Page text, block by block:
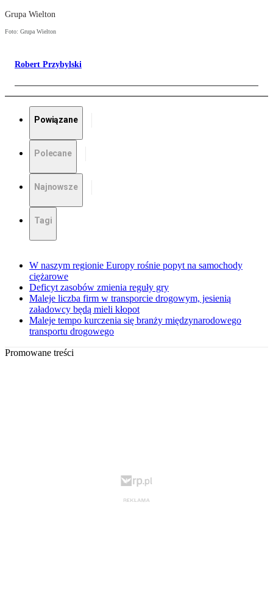
Grupa Wielton
Foto: Grupa Wielton
Robert Przybylski
Powiązane
Polecane
Najnowsze
Tagi
W naszym regionie Europy rośnie popyt na samochody
ciężarowe
Deficyt zasobów zmienia reguły gry
Maleje liczba firm w transporcie drogowym, jesienią
załadowcy będą mieli kłopot
Maleje tempo kurczenia się branży międzynarodowego
transportu drogowego
Promowane treści